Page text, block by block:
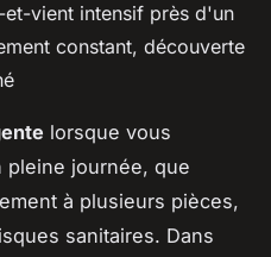
et-vient intensif près d'un
constant, découverte
lorsque vous
journée, que
à plusieurs pièces,
sanitaires. Dans